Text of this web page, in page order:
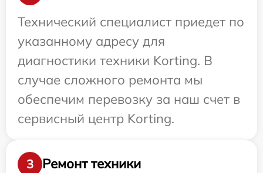
Технический специалист приедет по
указанному адресу для
диагностики техники Korting. В
случае сложного ремонта мы
обеспечим перевозку за наш счет в
сервисный центр Korting.
3
Ремонт техники